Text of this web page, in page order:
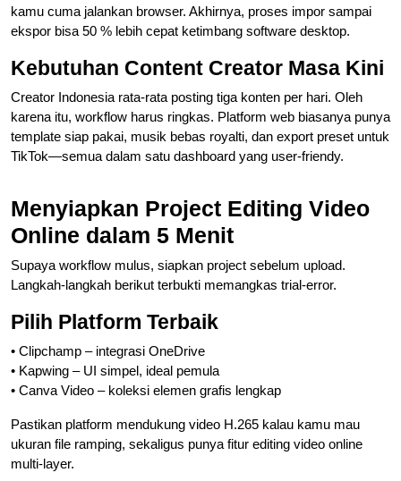
kamu cuma jalankan browser. Akhirnya, proses impor sampai
ekspor bisa 50 % lebih cepat ketimbang software desktop.
Kebutuhan Content Creator Masa Kini
Creator Indonesia rata-rata posting tiga konten per hari. Oleh
karena itu, workflow harus ringkas. Platform web biasanya punya
template siap pakai, musik bebas royalti, dan export preset untuk
TikTok—semua dalam satu dashboard yang user-friendy.
Menyiapkan Project Editing Video
Online dalam 5 Menit
Supaya workflow mulus, siapkan project sebelum upload.
Langkah-langkah berikut terbukti memangkas trial-error.
Pilih Platform Terbaik
• Clipchamp – integrasi OneDrive
• Kapwing – UI simpel, ideal pemula
• Canva Video – koleksi elemen grafis lengkap
Pastikan platform mendukung video H.265 kalau kamu mau
ukuran file ramping, sekaligus punya fitur editing video online
multi-layer.